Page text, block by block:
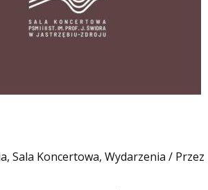
, Sala Koncertowa, Wydarzenia / Przez